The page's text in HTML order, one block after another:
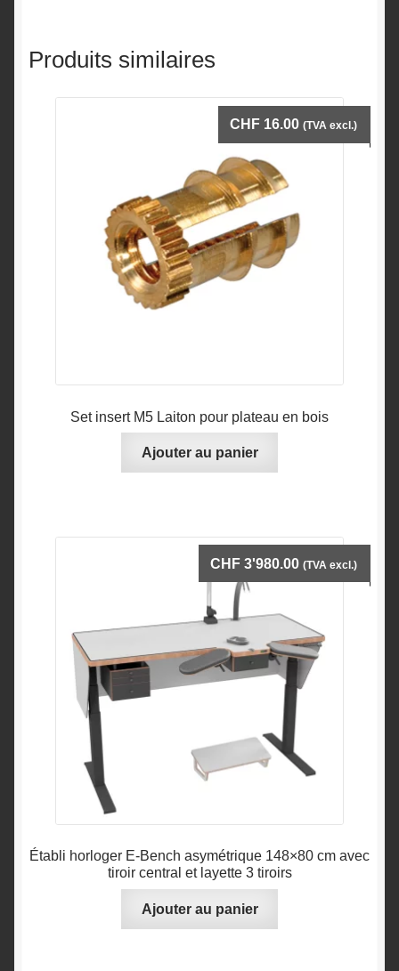
Produits similaires
Set insert M5 Laiton pour plateau en bois
CHF 16.00 (TVA excl.)
Ajouter au panier
Établi horloger E-Bench asymétrique 148×80 cm avec
tiroir central et layette 3 tiroirs
CHF 3'980.00 (TVA excl.)
Ajouter au panier